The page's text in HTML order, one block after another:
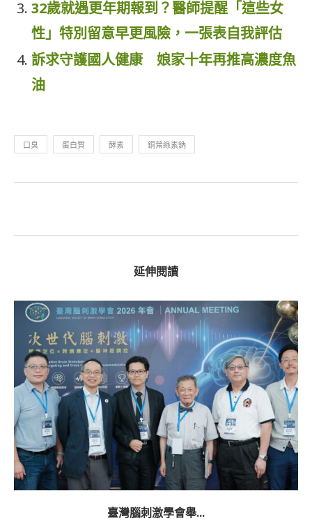
32歲就遇更年期報到？醫師提醒「這些女
性」特別留意早更風險，一張表自我評估
訴求守護國人健康 娘家十年再推高濃度魚
油
口臭 蛋白質 酵素 銅葉綠素鈉
延伸閱讀
臺灣腦刺激學會舉...